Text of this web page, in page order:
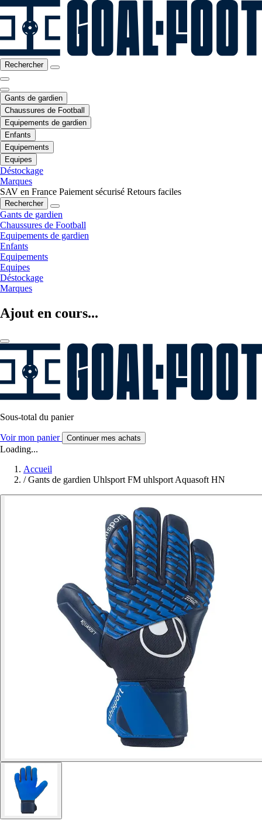
Rechercher
Gants de gardien
Chaussures de Football
Equipements de gardien
Enfants
Equipements
Equipes
Déstockage
Marques
SAV en France Paiement sécurisé Retours faciles
Rechercher
Gants de gardien
Chaussures de Football
Equipements de gardien
Enfants
Equipements
Equipes
Déstockage
Marques
Ajout en cours...
Sous-total du panier
Voir mon panier Continuer mes achats
Loading...
Accueil
/ Gants de gardien Uhlsport FM uhlsport Aquasoft HN